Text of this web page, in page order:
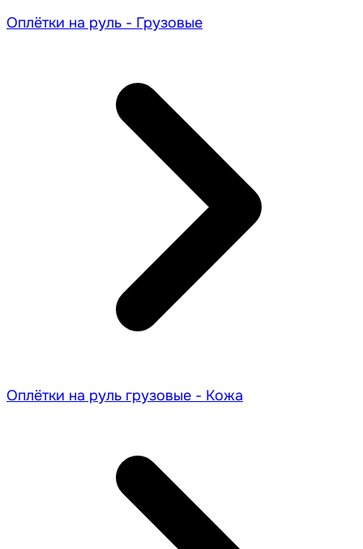
Оплётки на руль - Грузовые
Оплётки на руль грузовые - Кожа